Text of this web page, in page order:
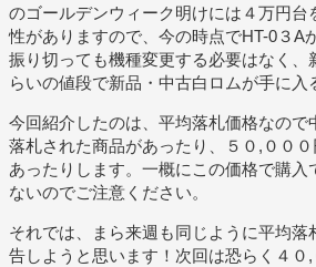
のゴールデンウィーク明けには４万円台
性がありますので、今の時点でHT-0３A
振り切っても機種変更する必要はなく、
らいの値段で新品・中古白ロムが手に入
今回紹介したのは、平均落札価格なので
落札された商品があったり、５０,００
あったりします。一概にこの価格で購入
ないのでご注意ください。
それでは、まら来週も同じように平均落
告しようと思います！次回は恐らく４０